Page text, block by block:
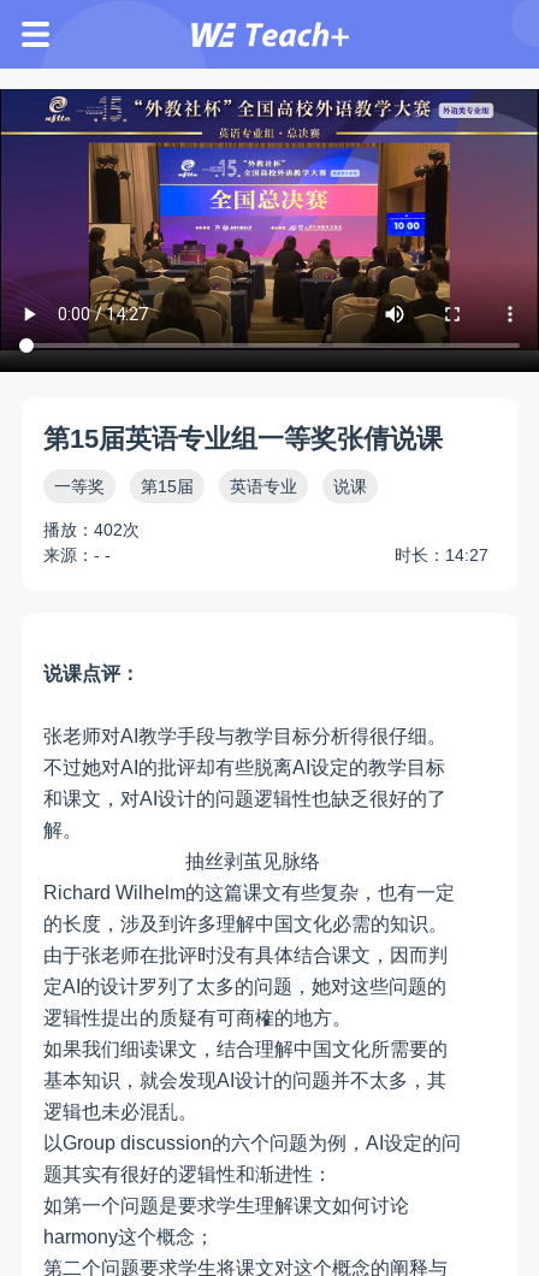
第15届英语专业组一等奖张倩说课
一等奖 第15届 英语专业 说课
播放：402次
来源：- -
时长：14:27
说课点评：
张老师对AI教学手段与教学目标分析得很仔细。
不过她对AI的批评却有些脱离AI设定的教学目标
和课文，对AI设计的问题逻辑性也缺乏很好的了
解。
抽丝剥茧见脉络
Richard Wilhelm的这篇课文有些复杂，也有一定
的长度，涉及到许多理解中国文化必需的知识。
由于张老师在批评时没有具体结合课文，因而判
定AI的设计罗列了太多的问题，她对这些问题的
逻辑性提出的质疑有可商榷的地方。
如果我们细读课文，结合理解中国文化所需要的
基本知识，就会发现AI设计的问题并不太多，其
逻辑也未必混乱。
以Group discussion的六个问题为例，AI设定的问
题其实有很好的逻辑性和渐进性：
如第一个问题是要求学生理解课文如何讨论
harmony这个概念；
第二个问题要求学生将课文对这个概念的阐释与